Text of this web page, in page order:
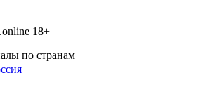
18+
по странам